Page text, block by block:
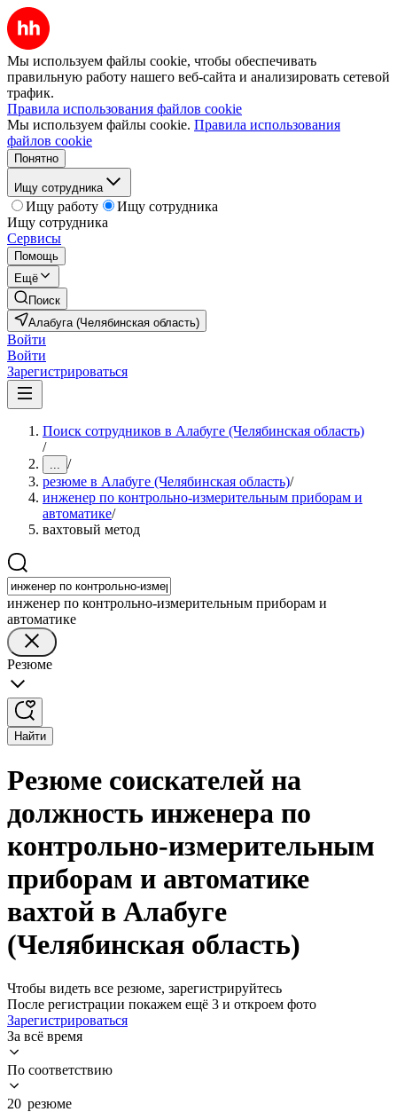
Мы используем файлы cookie, чтобы обеспечивать
правильную работу нашего веб-сайта и анализировать сетевой
трафик.
Правила использования файлов cookie
Мы используем файлы cookie. Правила использования
файлов cookie
Понятно
Ищу сотрудника
Ищу работу
Ищу сотрудника
Ищу сотрудника
Сервисы
Помощь
Ещё
Поиск
Алабуга (Челябинская область)
Войти
Войти
Зарегистрироваться
Поиск сотрудников в Алабуге (Челябинская область)
/
... /
резюме в Алабуге (Челябинская область)/
инженер по контрольно-измерительным приборам и
автоматике/
вахтовый метод
инженер по контрольно-измерительным приборам и
автоматике
Резюме
Найти
Резюме соискателей на
должность инженера по
контрольно-измерительным
приборам и автоматике
вахтой в Алабуге
(Челябинская область)
Чтобы видеть все резюме, зарегистрируйтесь
После регистрации покажем ещё 3 и откроем фото
Зарегистрироваться
За всё время
По соответствию
20 резюме